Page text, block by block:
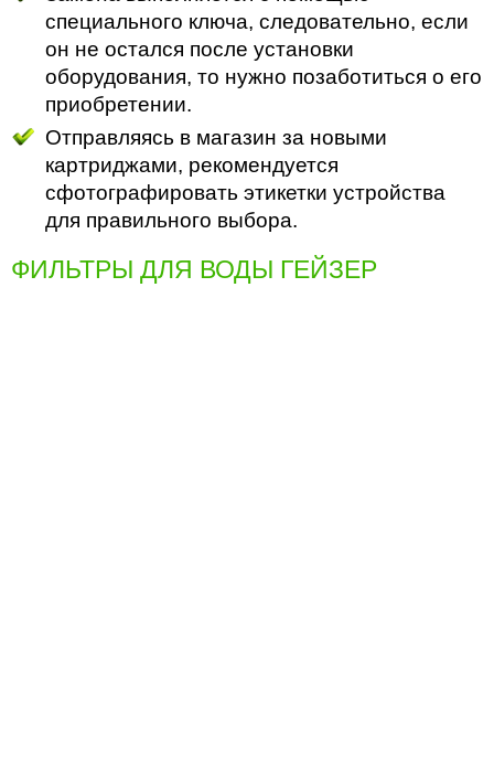
специального ключа, следовательно, если
он не остался после установки
оборудования, то нужно позаботиться о его
приобретении.
Отправляясь в магазин за новыми
картриджами, рекомендуется
сфотографировать этикетки устройства
для правильного выбора.
ФИЛЬТРЫ ДЛЯ ВОДЫ ГЕЙЗЕР